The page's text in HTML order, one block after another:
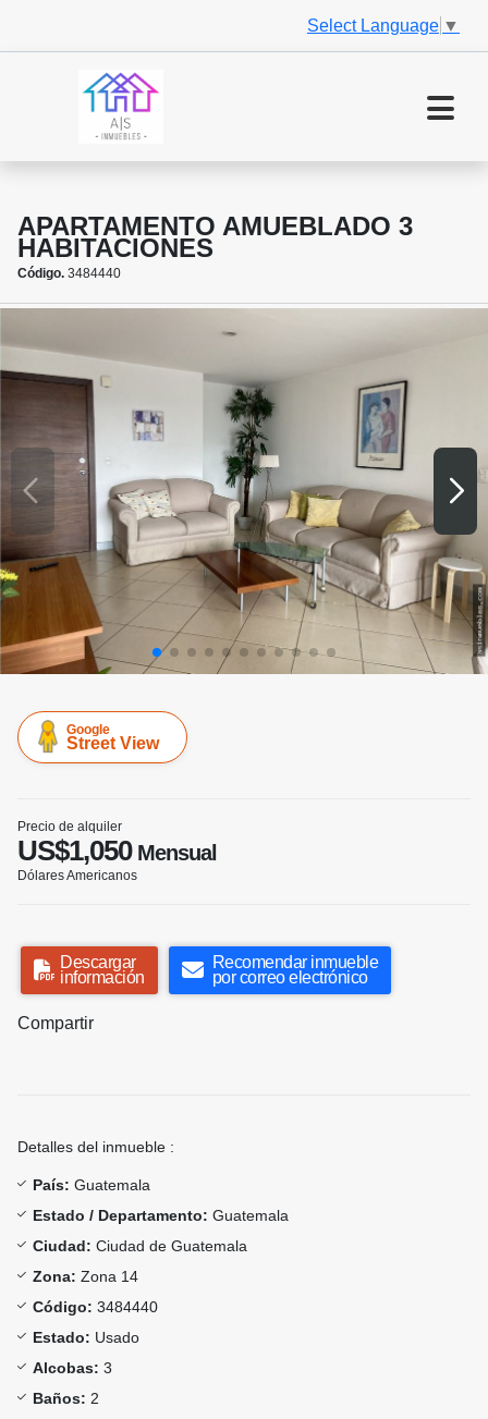
Select Language ▼
APARTAMENTO AMUEBLADO 3
HABITACIONES
Código. 3484440
Google
Street View
Precio de alquiler
US$1,050Mensual
Dólares Americanos
Descargar
información
Recomendar inmueble
por correo electrónico
Compartir
Detalles del inmueble :
País: Guatemala
Estado / Departamento: Guatemala
Ciudad: Ciudad de Guatemala
Zona: Zona 14
Código: 3484440
Estado: Usado
Alcobas: 3
Baños: 2